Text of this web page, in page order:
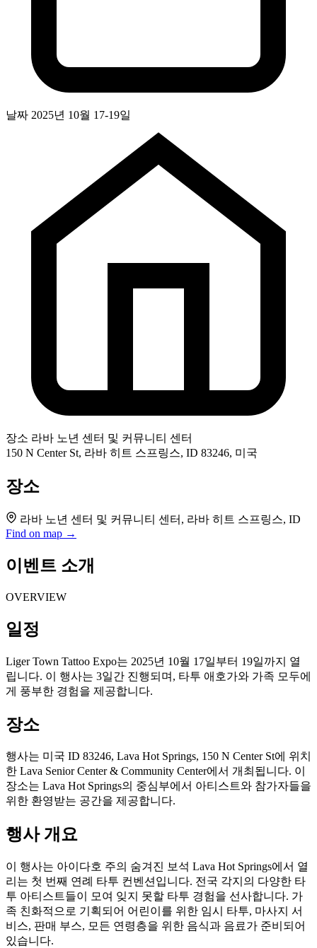
날짜 2025년 10월 17-19일
장소 라바 노년 센터 및 커뮤니티 센터
150 N Center St, 라바 히트 스프링스, ID 83246, 미국
장소
라바 노년 센터 및 커뮤니티 센터, 라바 히트 스프링스, ID
Find on map →
이벤트 소개
OVERVIEW
일정
Liger Town Tattoo Expo는 2025년 10월 17일부터 19일까지 열
립니다. 이 행사는 3일간 진행되며, 타투 애호가와 가족 모두에
게 풍부한 경험을 제공합니다.
장소
행사는 미국 ID 83246, Lava Hot Springs, 150 N Center St에 위치
한 Lava Senior Center & Community Center에서 개최됩니다. 이
장소는 Lava Hot Springs의 중심부에서 아티스트와 참가자들을
위한 환영받는 공간을 제공합니다.
행사 개요
이 행사는 아이다호 주의 숨겨진 보석 Lava Hot Springs에서 열
리는 첫 번째 연례 타투 컨벤션입니다. 전국 각지의 다양한 타
투 아티스트들이 모여 잊지 못할 타투 경험을 선사합니다. 가
족 친화적으로 기획되어 어린이를 위한 임시 타투, 마사지 서
비스, 판매 부스, 모든 연령층을 위한 음식과 음료가 준비되어
있습니다.